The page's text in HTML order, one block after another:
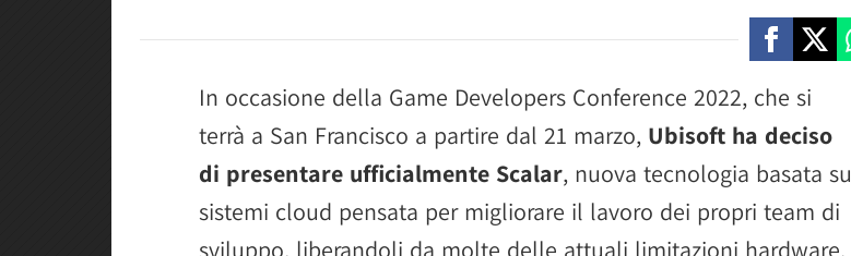
In occasione della Game Developers Conference 2022, che si
terrà a San Francisco a partire dal 21 marzo, Ubisoft ha deciso
di presentare ufficialmente Scalar, nuova tecnologia basata su
sistemi cloud pensata per migliorare il lavoro dei propri team di
sviluppo, liberandoli da molte delle attuali limitazioni hardware.